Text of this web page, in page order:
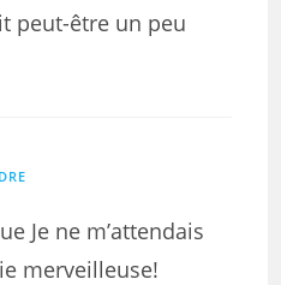
peut-être un peu
Je ne m’attendais
merveilleuse!